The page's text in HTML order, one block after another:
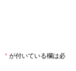
* が付いている欄は必